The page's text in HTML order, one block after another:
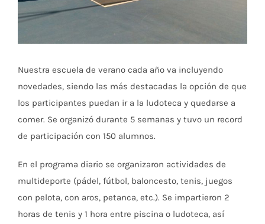
Nuestra escuela de verano cada año va incluyendo
novedades, siendo las más destacadas la opción de que
los participantes puedan ir a la ludoteca y quedarse a
comer. Se organizó durante 5 semanas y tuvo un record
de participación con 150 alumnos.
En el programa diario se organizaron actividades de
multideporte (pádel, fútbol, baloncesto, tenis, juegos
con pelota, con aros, petanca, etc.). Se impartieron 2
horas de tenis y 1 hora entre piscina o ludoteca, así